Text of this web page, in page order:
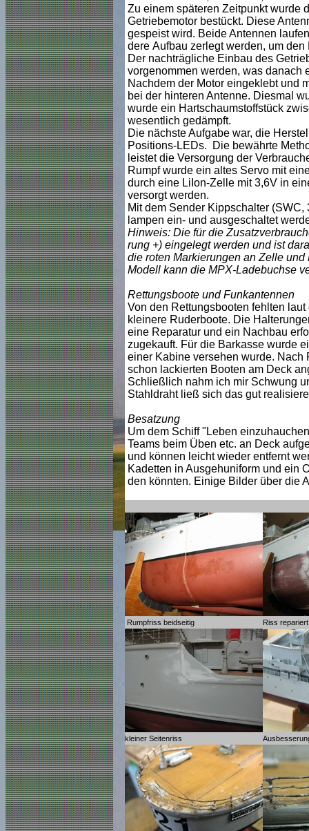
Zu einem späteren Zeitpunkt wurde
Getriebemotor bestückt. Diese
gespeist wird. Beide Antennen
dere Aufbau zerlegt werden, um
Der nachträgliche Einbau des
vorgenommen werden, was danach
Nachdem der Motor eingeklebt und
bei der hinteren Antenne. Diesmal
wurde ein Hartschaumstoffstück
wesentlich gedämpft.
Die nächste Aufgabe war, die
Positions-LEDs. Die bewährte
leistet die Versorgung der
Rumpf wurde ein altes Servo mit
durch eine LiIon-Zelle mit 3,6V in
versorgt werden.
Mit dem Sender Kippschalter
lampen ein- und ausgeschaltet
Hinweis: Die für die
rung +) eingelegt werden und ist
die roten Markierungen an Zelle
Modell kann die MPX-Ladebuchse
Rettungsboote und Funkantennen
Von den Rettungsbooten fehlten
kleinere Ruderboote. Die
eine Reparatur und ein Nachbau
zugekauft. Für die Barkasse wurde
einer Kabine versehen wurde.
schon lackierten Booten am Deck
Schließlich nahm ich mir Schwung
Stahldraht ließ sich das gut
Besatzung
Um dem Schiff "Leben
Teams beim Üben etc. an Deck
und können leicht wieder entfernt
Kadetten in Ausgehuniform und ein
den könnten. Einige Bilder über die
Rumpfriss beidseitig Riss
kleiner Seitenriss